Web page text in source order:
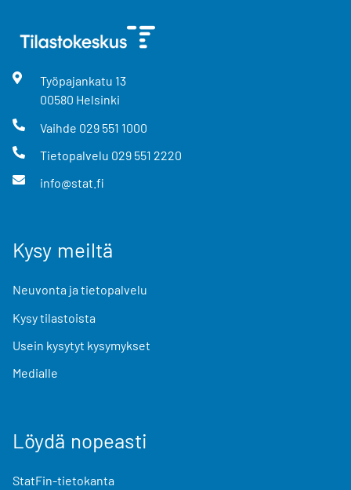
Työpajankatu 13
00580 Helsinki
Vaihde 029 551 1000
Tietopalvelu 029 551 2220
info@stat.fi
Kysy meiltä
Neuvonta ja tietopalvelu
Kysy tilastoista
Usein kysytyt kysymykset
Medialle
Löydä nopeasti
StatFin-tietokanta